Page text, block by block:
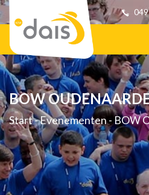
BOW
Start-Evenementen-BOW